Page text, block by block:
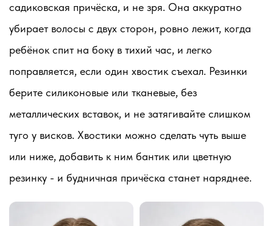
садиковская причёска, и не зря. Она аккуратно
убирает волосы с двух сторон, ровно лежит, когда
ребёнок спит на боку в тихий час, и легко
поправляется, если один хвостик съехал. Резинки
берите силиконовые или тканевые, без
металлических вставок, и не затягивайте слишком
туго у висков. Хвостики можно сделать чуть выше
или ниже, добавить к ним бантик или цветную
резинку - и будничная причёска станет наряднее.